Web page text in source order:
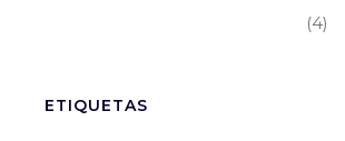
(4)
ETIQUETAS